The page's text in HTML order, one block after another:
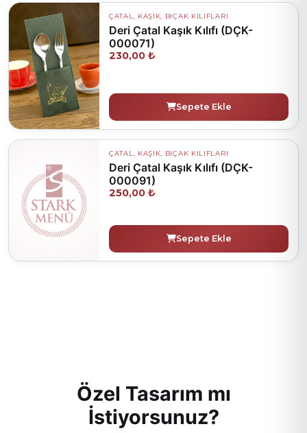
ÇATAL, KAŞIK, BIÇAK KILIFLARI
Deri Çatal Kaşık Kılıfı (DÇK-
000071)
230,00 ₺
Sepete Ekle
ÇATAL, KAŞIK, BIÇAK KILIFLARI
Deri Çatal Kaşık Kılıfı (DÇK-
000091)
250,00 ₺
Sepete Ekle
Özel Tasarım mı
İstiyorsunuz?